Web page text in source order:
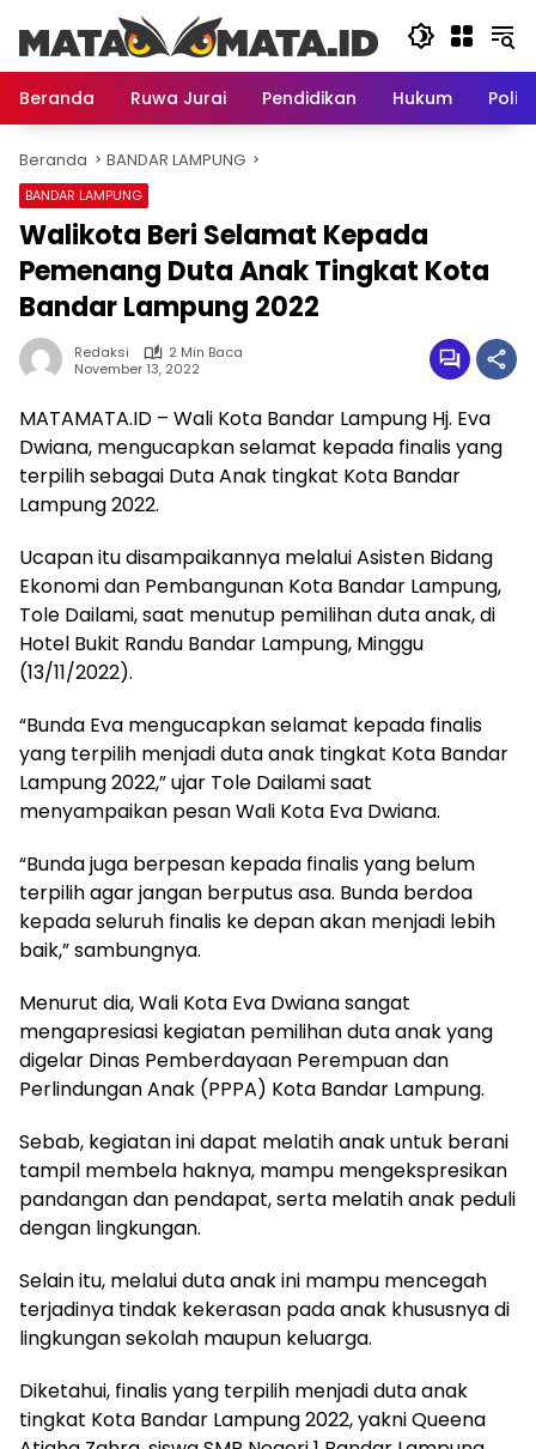
konten
Beranda
Ruwa Jurai Pendidikan Hukum
Beranda BANDAR LAMPUNG
BANDAR LAMPUNG
Walikota Beri Selamat Kepada
Pemenang Duta Anak Tingkat Kota
Bandar Lampung 2022
Redaksi
2 Min Baca
November 13, 2022
MATAMATA.ID – Wali Kota Bandar Lampung Hj. Eva
Dwiana, mengucapkan selamat kepada finalis yang
terpilih sebagai Duta Anak tingkat Kota Bandar
Lampung 2022.
Ucapan itu disampaikannya melalui Asisten Bidang
Ekonomi dan Pembangunan Kota Bandar Lampung,
Tole Dailami, saat menutup pemilihan duta anak, di
Hotel Bukit Randu Bandar Lampung, Minggu
(13/11/2022).
“Bunda Eva mengucapkan selamat kepada finalis
yang terpilih menjadi duta anak tingkat Kota Bandar
Lampung 2022,” ujar Tole Dailami saat
menyampaikan pesan Wali Kota Eva Dwiana.
“Bunda juga berpesan kepada finalis yang belum
terpilih agar jangan berputus asa. Bunda berdoa
kepada seluruh finalis ke depan akan menjadi lebih
baik,” sambungnya.
Menurut dia, Wali Kota Eva Dwiana sangat
mengapresiasi kegiatan pemilihan duta anak yang
digelar Dinas Pemberdayaan Perempuan dan
Perlindungan Anak (PPPA) Kota Bandar Lampung.
Sebab, kegiatan ini dapat melatih anak untuk berani
tampil membela haknya, mampu mengekspresikan
pandangan dan pendapat, serta melatih anak peduli
dengan lingkungan.
Selain itu, melalui duta anak ini mampu mencegah
terjadinya tindak kekerasan pada anak khususnya di
lingkungan sekolah maupun keluarga.
Diketahui, finalis yang terpilih menjadi duta anak
tingkat Kota Bandar Lampung 2022, yakni Queena